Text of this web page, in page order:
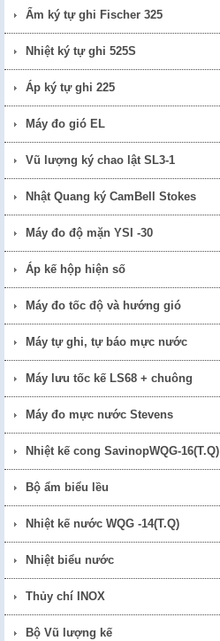
Ẩm ký tự ghi Fischer 325
Nhiệt ký tự ghi 525S
Áp ký tự ghi 225
Máy đo gió EL
Vũ lượng ký chao lật SL3-1
Nhật Quang ký CamBell Stokes
Máy đo độ mặn YSI -30
Áp kế hộp hiện số
Máy đo tốc độ và hướng gió
Máy tự ghi, tự báo mực nước
Máy lưu tốc kế LS68 + chuông
Máy đo mực nước Stevens
Nhiệt kế cong SavinopWQG-16(T.Q)
Bộ ẩm biểu lều
Nhiệt kế nước WQG -14(T.Q)
Nhiệt biểu nước
Thủy chí INOX
Bộ Vũ lượng kế